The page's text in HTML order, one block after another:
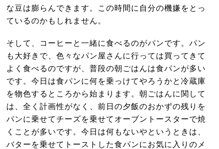
な豆は膨らんできます。この時間に自分の機嫌をとっ
ているのかもしれません。
そして、コーヒーと一緒に食べるのがパンです。パン
も大好きで、色々なパン屋さんに行っては買ってきて
よく食べるのですが、普段の朝ごはんは食パンが多い
です。今日は食パンに何を乗っけてやろうかと冷蔵庫
を物色するところから始まります。朝ごはんに関して
は、全く計画性がなく、前日の夕飯のおかずの残りを
パンに乗せてチーズを乗せてオーブントースターで焼
くことが多いです。今日は何もないやというときは、
バターを乗せてトーストした食パンにお気に入りのメ